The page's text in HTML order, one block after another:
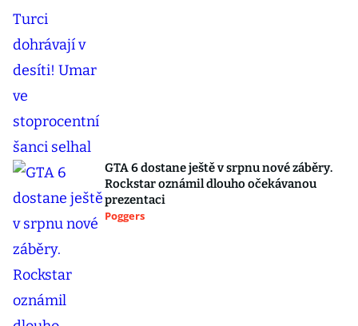
GTA 6 dostane ještě v srpnu nové záběry.
Rockstar oznámil dlouho očekávanou
prezentaci
Poggers